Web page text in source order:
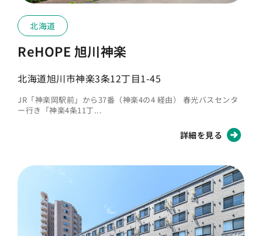
北海道
ReHOPE 旭川神楽
北海道旭川市神楽3条12丁目1-45
JR「神楽岡駅前」から37番（神楽4の4 経由） 春光バスセンタ
ー行き「神楽4条11丁...
詳細を見る